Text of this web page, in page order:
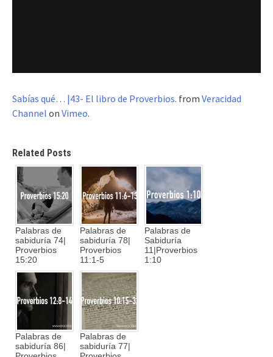
Sabías qué… |43- El libro de Proverbios. from Veracidad
Channel on Vimeo.
Related Posts
Palabras de
sabiduría 74|
Proverbios
15:20
Palabras de
sabiduría 78|
Proverbios
11:1-5
Palabras de
Sabiduría
11|Proverbios
1:10
Palabras de
sabiduría 86|
Palabras de
sabiduría 77|